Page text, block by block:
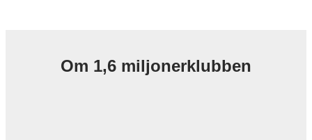
Om 1,6 miljonerklubben